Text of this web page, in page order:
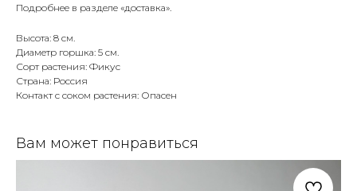
Подробнее в разделе «доставка».
Высота: 8 см.
Диаметр горшка: 5 см.
Сорт растения: Фикус
Страна: Россия
Контакт с соком растения: Опасен
Вам может понравиться